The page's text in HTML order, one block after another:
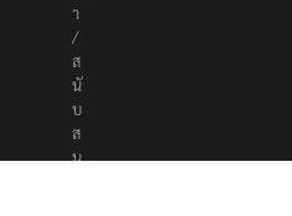
า
/
ส
นั
บ
ส
นุ